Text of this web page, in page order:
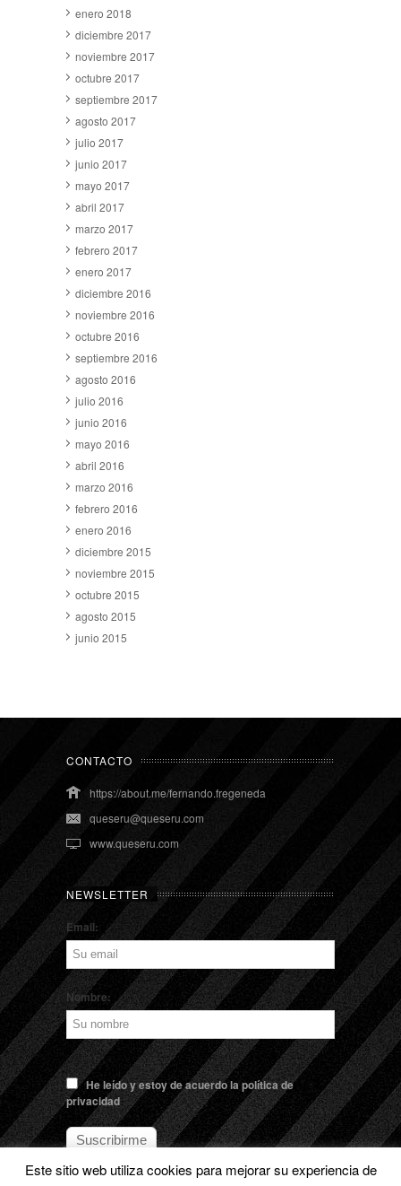
enero 2018
diciembre 2017
noviembre 2017
octubre 2017
septiembre 2017
agosto 2017
julio 2017
junio 2017
mayo 2017
abril 2017
marzo 2017
febrero 2017
enero 2017
diciembre 2016
noviembre 2016
octubre 2016
septiembre 2016
agosto 2016
julio 2016
junio 2016
mayo 2016
abril 2016
marzo 2016
febrero 2016
enero 2016
diciembre 2015
noviembre 2015
octubre 2015
agosto 2015
junio 2015
CONTACTO
https://about.me/fernando.fregeneda
queseru@queseru.com
www.queseru.com
NEWSLETTER
Email:
Nombre:
He leído y estoy de acuerdo la política de
privacidad
Este sitio web utiliza cookies para mejorar su experiencia de